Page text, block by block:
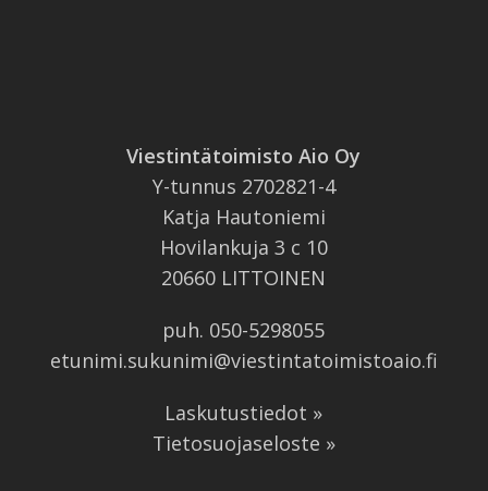
Viestintätoimisto Aio Oy
Y-tunnus 2702821-4
Katja Hautoniemi
Hovilankuja 3 c 10
20660 LITTOINEN
puh. 050-5298055
etunimi.sukunimi@viestintatoimistoaio.fi
Laskutustiedot »
Tietosuojaseloste »